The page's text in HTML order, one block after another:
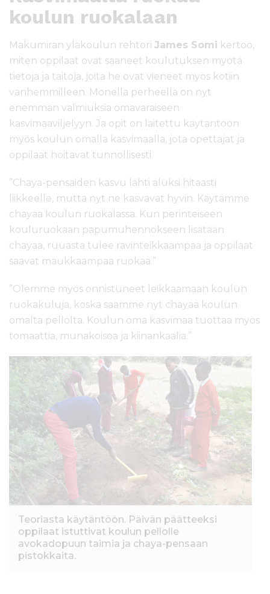
koulun ruokalaan
Makumiran yläkoulun rehtori James Somi kertoo,
miten oppilaat ovat saaneet koulutuksen myötä
tietoja ja taitoja, joita he ovat vieneet myös kotiin
vanhemmilleen. Monella perheellä on nyt
enemmän valmiuksia omavaraiseen
kasvimaaviljelyyn. Ja opit on laitettu käytäntöön
myös koulun omalla kasvimaalla, jota opettajat ja
oppilaat hoitavat tunnollisesti.
”Chaya-pensaiden kasvu lähti aluksi hitaasti
liikkeelle, mutta nyt ne kasvavat hyvin. Käytämme
chayaa koulun ruokalassa. Kun perinteiseen
kouluruokaan papumuhennokseen lisätään
chayaa, ruuasta tulee ravinteikkaampaa ja oppilaat
saavat maukkaampaa ruokaa.”
”Olemme myös onnistuneet leikkaamaan koulun
ruokakuluja, koska saamme nyt chayaa koulun
omalta pellolta. Koulun oma kasvimaa tuottaa myös
tomaattia, munakoisoa ja kiinankaalia.”
Teoriasta käytäntöön. Päivän päätteeksi
oppilaat istuttivat koulun pellolle
avokadopuun taimia ja chaya-pensaan
pistokkaita.